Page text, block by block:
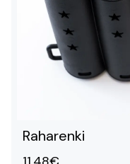
Raharenki